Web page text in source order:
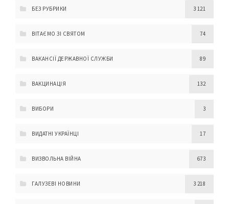
БЕЗ РУБРИКИ 3 121
ВІТАЄМО ЗІ СВЯТОМ 74
ВАКАНСІЇ ДЕРЖАВНОЇ СЛУЖБИ 89
ВАКЦИНАЦІЯ 132
ВИБОРИ 3
ВИДАТНІ УКРАЇНЦІ 17
ВИЗВОЛЬНА ВІЙНА 673
ГАЛУЗЕВІ НОВИНИ 3 218